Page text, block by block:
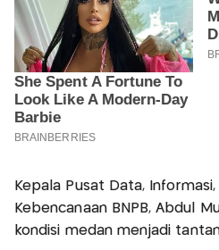
Kepala Pusat Data,
Kebencanaan BNPB, Abdul
kondisi medan menjadi